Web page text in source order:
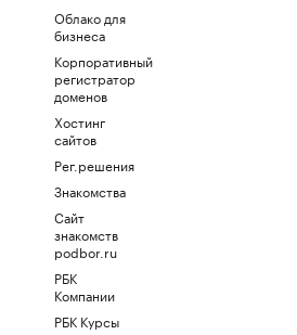
Облако для
бизнеса
Корпоративный
регистратор
доменов
Хостинг
сайтов
Рег.решения
Знакомства
Сайт
знакомств
podbor.ru
РБК
Компании
РБК Курсы